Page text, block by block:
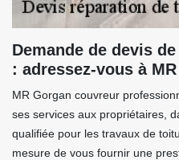
Demande de devis
: adressez-vous à
MR Gorgan couvreur
ses services aux propriétaires,
qualifiée pour les travaux de
mesure de vous fournir une